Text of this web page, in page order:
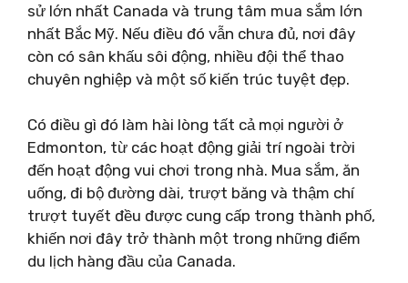
sử lớn nhất Canada và trung tâm mua sắm lớn
nhất Bắc Mỹ. Nếu điều đó vẫn chưa đủ, nơi đây
còn có sân khấu sôi động, nhiều đội thể thao
chuyên nghiệp và một số kiến ​​trúc tuyệt đẹp.
Có điều gì đó làm hài lòng tất cả mọi người ở
Edmonton, từ các hoạt động giải trí ngoài trời
đến hoạt động vui chơi trong nhà. Mua sắm, ăn
uống, đi bộ đường dài, trượt băng và thậm chí
trượt tuyết đều được cung cấp trong thành phố,
khiến nơi đây trở thành một trong những điểm
du lịch hàng đầu của Canada.